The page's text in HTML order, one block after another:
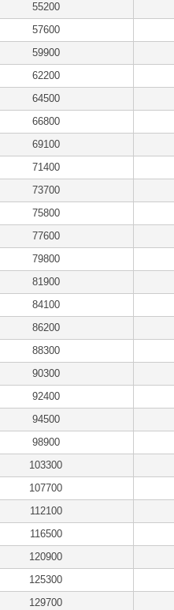
55200
57600
59900
62200
64500
66800
69100
71400
73700
75800
77600
79800
81900
84100
86200
88300
90300
92400
94500
98900
103300
107700
112100
116500
120900
125300
129700